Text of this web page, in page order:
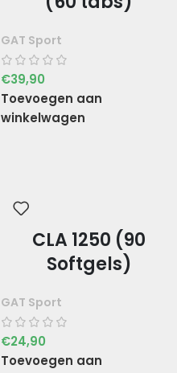
GAT Sport
€39,90
Toevoegen aan
winkelwagen
CLA 1250 (90
Softgels)
GAT Sport
€24,90
Toevoegen aan